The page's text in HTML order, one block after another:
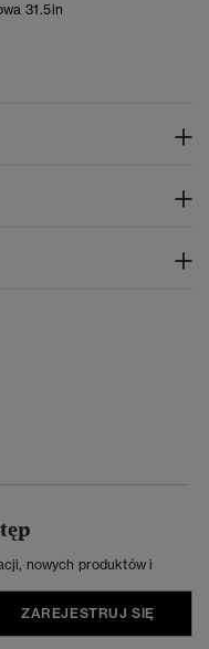
31.5in
nowych produktów i
ZAREJESTRUJ SIĘ